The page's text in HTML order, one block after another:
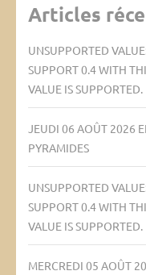
Articles
UNSUPPORTED
SUPPORT 0.4 WITH
VALUE IS SUPPORTED.
JEUDI 06 AOÛT 2026
PYRAMIDES
UNSUPPORTED
SUPPORT 0.4 WITH
VALUE IS SUPPORTED.
MERCREDI 05 AOÛT